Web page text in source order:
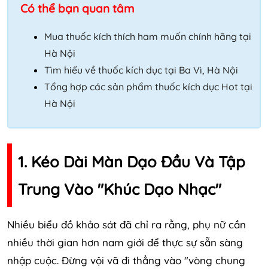
Có thể bạn quan tâm
Mua thuốc kích thích ham muốn chính hãng tại
Hà Nội
Tìm hiểu về thuốc kích dục tại Ba Vì, Hà Nội
Tổng hợp các sản phẩm thuốc kích dục Hot tại
Hà Nội
1. Kéo Dài Màn Dạo Đầu Và Tập
Trung Vào "Khúc Dạo Nhạc"
Nhiều biểu đồ khảo sát đã chỉ ra rằng, phụ nữ cần
nhiều thời gian hơn nam giới để thực sự sẵn sàng
nhập cuộc. Đừng vội vã đi thẳng vào "vòng chung